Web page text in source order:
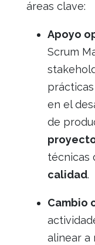
áreas clave:
Apoyo
Scrum
en el
de
técnicas
calidad.
Cambio
alinear a